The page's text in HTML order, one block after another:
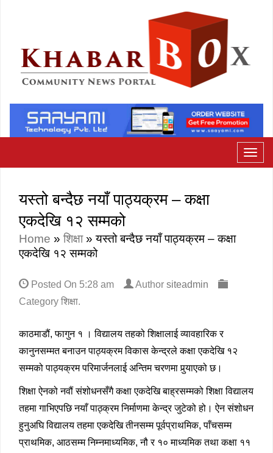
यस्तो बन्दैछ नयाँ पाठ्यक्रम – कक्षा
एकदेखि १२ सम्मको
Home » शिक्षा»यस्तो बन्दैछ नयाँ पाठ्यक्रम – कक्षा
एकदेखि १२ सम्मको
Posted On 5:28 am Author siteadmin
Category शिक्षा.
काठमाडौं, फागुन १ । विद्यालय तहको शिक्षालाई व्यावहारिक र
कानुनसम्मत बनाउन पाठ्यक्रम विकास केन्द्रले कक्षा एकदेखि १२
सम्मको पाठ्यक्रम परिमार्जनलाई अन्तिम चरणमा पुर्‍याएको छ।
शिक्षा ऐनको नवौं संशोधनसँगै कक्षा एकदेखि बाह्रसम्मको शिक्षा विद्यालय
तहमा गाभिएपछि नयाँ पाठ्क्रम निर्माणमा केन्द्र जुटेको हो। ऐन संशोधन
हुनुअघि विद्यालय तहमा एकदेखि तीनसम्म पूर्वप्राथमिक, पाँचसम्म
प्राथमिक, आठसम्म निम्नमाध्यमिक, नौ र १० माध्यमिक तथा कक्षा ११